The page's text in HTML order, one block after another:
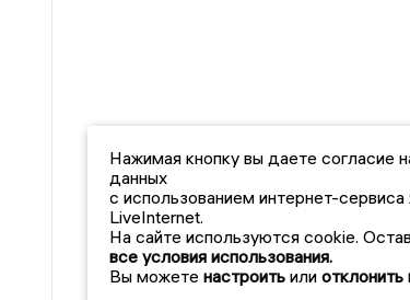
Нажимая кнопку вы даете согласие
данных
с использованием интернет-
LiveInternet.
На сайте используются cookie.
все условия использования.
Вы можете настроить или отклонить